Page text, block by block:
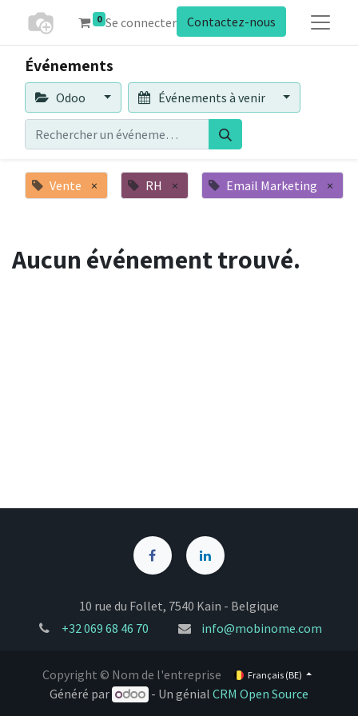
0 Se connecter Contactez-nous
Événements
Odoo Événements à venir
Vente × RH × Email Marketing ×
Aucun événement trouvé.
10 rue du Follet, 7540 Kain - Belgique
+32 069 68 46 70 info@mobinome.com
Copyright © Nom de l'entreprise Français (BE)
Généré par - Un génialCRM Open Source